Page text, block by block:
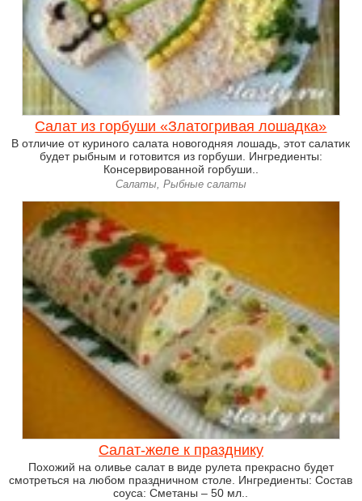
Салат из горбуши «Златогривая лошадка»
В отличие от куриного салата новогодняя лошадь, этот салатик
будет рыбным и готовится из горбуши. Ингредиенты:
Консервированной горбуши..
Салаты, Рыбные салаты
Салат-желе к празднику
Похожий на оливье салат в виде рулета прекрасно будет
смотреться на любом праздничном столе. Ингредиенты: Состав
соуса: Сметаны – 50 мл..